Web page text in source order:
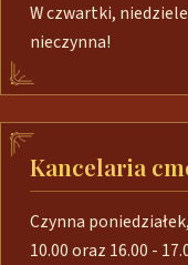
W czwartki,
nieczynna!
Kancelaria
Czynna
10.00 oraz 16.00 -